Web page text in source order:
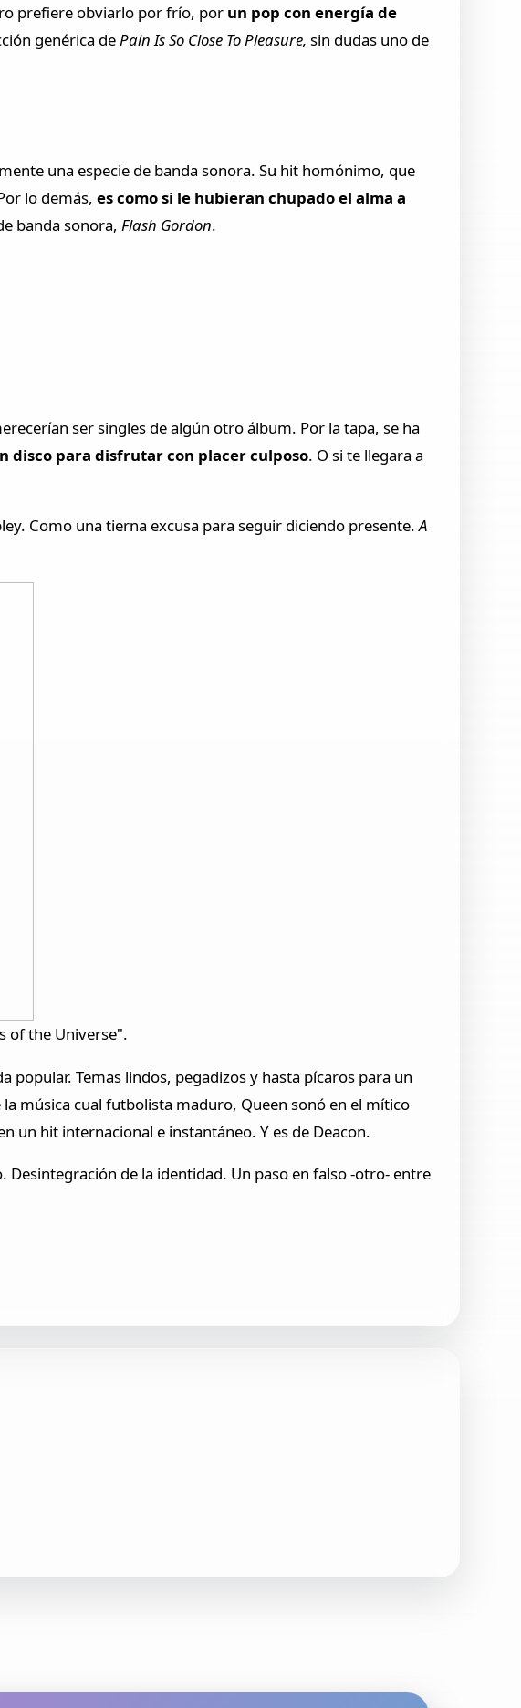
prefiere obviarlo por frío, por un pop con energía de
genérica dePain Is So Close To Pleasure,sin dudas uno de
una especie de banda sonora. Su hit homónimo, que
lo demás,es como si le hubieran chupado el alma a
banda sonora,Flash Gordon.
ser singles de algún otro álbum. Por la tapa, se ha
disco para disfrutar con placer culposo. O si te llegara a
Como una tierna excusa para seguir diciendo presente.A
of the Universe".
popular. Temas lindos, pegadizos y hasta pícaros para un
la música cual futbolista maduro, Queen sonó en el mítico
un hit internacional e instantáneo. Y es de Deacon.
de la identidad. Un paso en falso -otro- entre